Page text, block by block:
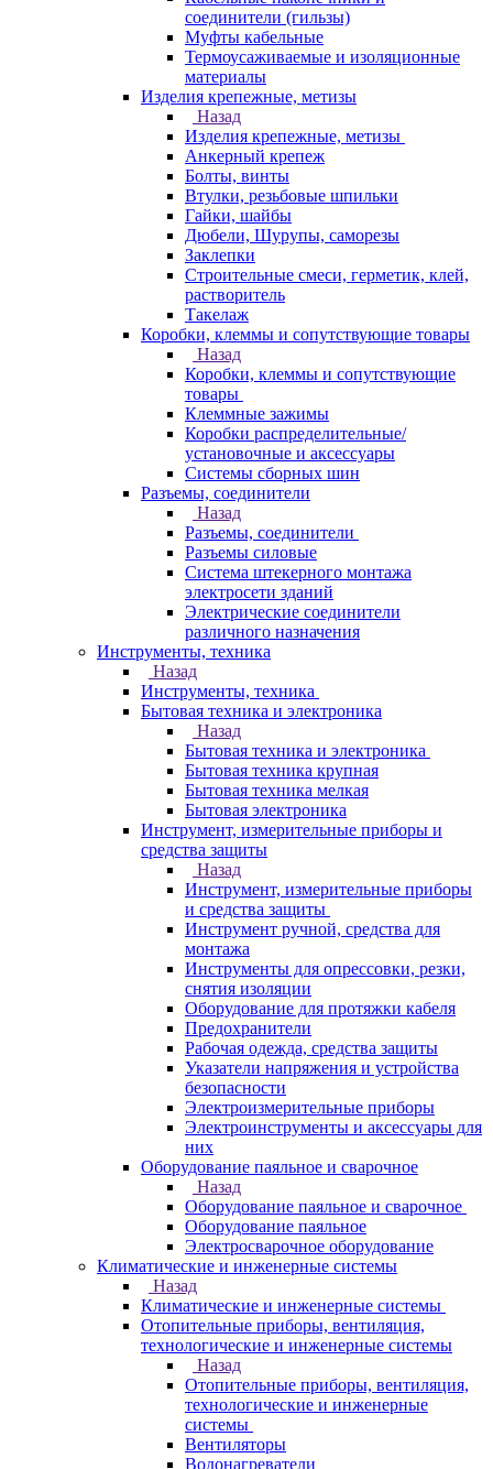
соединители (гильзы)
Муфты кабельные
Термоусаживаемые и изоляционные
материалы
Изделия крепежные, метизы
Назад
Изделия крепежные, метизы
Анкерный крепеж
Болты, винты
Втулки, резьбовые шпильки
Гайки, шайбы
Дюбели, Шурупы, саморезы
Заклепки
Строительные смеси, герметик, клей,
растворитель
Такелаж
Коробки, клеммы и сопутствующие товары
Назад
Коробки, клеммы и сопутствующие
товары
Клеммные зажимы
Коробки распределительные/
установочные и аксессуары
Системы сборных шин
Разъемы, соединители
Назад
Разъемы, соединители
Разъемы силовые
Система штекерного монтажа
электросети зданий
Электрические соединители
различного назначения
Инструменты, техника
Назад
Инструменты, техника
Бытовая техника и электроника
Назад
Бытовая техника и электроника
Бытовая техника крупная
Бытовая техника мелкая
Бытовая электроника
Инструмент, измерительные приборы и
средства защиты
Назад
Инструмент, измерительные приборы
и средства защиты
Инструмент ручной, средства для
монтажа
Инструменты для опрессовки, резки,
снятия изоляции
Оборудование для протяжки кабеля
Предохранители
Рабочая одежда, средства защиты
Указатели напряжения и устройства
безопасности
Электроизмерительные приборы
Электроинструменты и аксессуары для
них
Оборудование паяльное и сварочное
Назад
Оборудование паяльное и сварочное
Оборудование паяльное
Электросварочное оборудование
Климатические и инженерные системы
Назад
Климатические и инженерные системы
Отопительные приборы, вентиляция,
технологические и инженерные системы
Назад
Отопительные приборы, вентиляция,
технологические и инженерные
системы
Вентиляторы
Водонагреватели